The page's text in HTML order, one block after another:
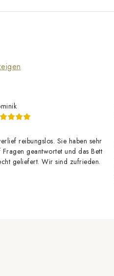
reibungslos. Sie haben sehr
Fragen geantwortet und das Bett
geliefert. Wir sind zufrieden.